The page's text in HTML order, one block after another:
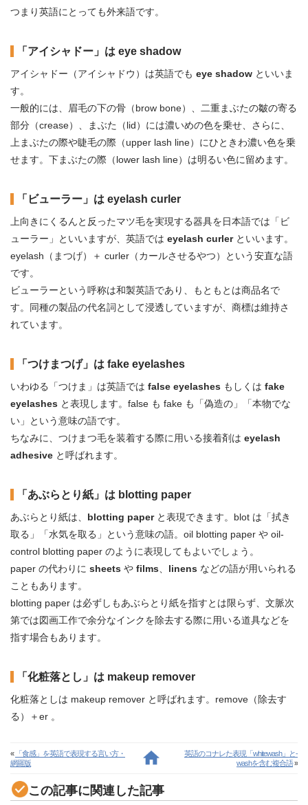
つまり英語にとっても外来語です。
「アイシャドー」は eye shadow
アイシャドー（アイシャドウ）は英語でも eye shadow といいま
す。
一般的には、眉毛の下の骨（brow bone）、二重まぶたの皺の寄る
部分（crease）、まぶた（lid）には濃いめの色を乗せ、さらに、
上まぶたの際や睫毛の際（upper lash line）にひときわ濃い色を乗
せます。下まぶたの際（lower lash line）は明るい色に留めます。
「ビューラー」は eyelash curler
上向きにくるんと反ったマツ毛を実現する器具を日本語では「ビ
ューラー」といいますが、英語では eyelash curlerといいます。
eyelash（まつげ）＋ curler（カールさせるやつ）という安直な語
です。
ビューラーという呼称は和製英語であり、もともとは商品名で
す。同種の製品の代名詞として浸透していますが、商標は維持さ
れています。
「つけまつげ」は fake eyelashes
いわゆる「つけま」は英語では false eyelashes もしくは fake
eyelashes と表現します。false も fake も「偽造の」「本物でな
い」という意味の語です。
ちなみに、つけまつ毛を装着する際に用いる接着剤は eyelash
adhesive と呼ばれます。
「あぶらとり紙」は blotting paper
あぶらとり紙は、 blotting paperと表現できます。blot は「拭き
取る」「水気を取る」という意味の語。oil blotting paper や oil-
control blotting paper のように表現してもよいでしょう。
paper の代わりに sheets や films linens などの語が用いられる
こともあります。
blotting paper は必ずしもあぶらとり紙を指すとは限らず、文脈次
第では図画工作で余分なインクを除去する際に用いる道具などを
指す場合もあります。
「化粧落とし」は makeup remover
化粧落としは makeup remover と呼ばれます。remove（除去す
る）＋er 。
« 「食感」を英語で表現する言い方・
網羅版
英語のコナレた表現「whitewash」と-
washを含む複合語»
この記事に関連した記事